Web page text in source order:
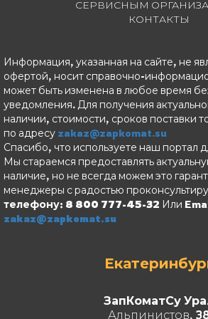
СЕРВИСНЫМ
КОНТАКТЫ
Информация, указанная на сайте, не
офертой, носит справочно-
может быть изменена в любое время
уведомления. Для получения
наличии, стоимости, сроков поставки
по адресу zakaz@zapkomat.su
Спасибо, что используете наш портал
Мы стараемся предоставлять
наличие, но не всегда можем это
менеджеры с радостью
телефону: 8 800 777-45-32 Или
zakaz@zapkomat.su
ЗапКоматСу
Альпинистов,